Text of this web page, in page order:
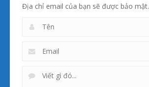
Địa chỉ email của bạn sẽ được bảo mật.